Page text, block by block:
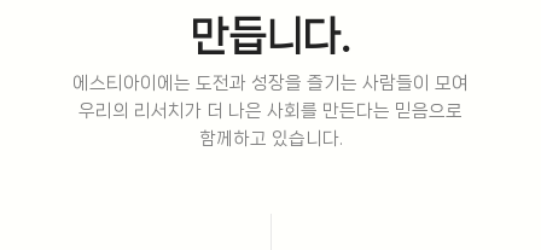
만듭니다.
에스티아이에는 도전과 성장을 즐기는 사람들이 모여
우리의 리서치가 더 나은 사회를 만든다는 믿음으로
함께하고 있습니다.